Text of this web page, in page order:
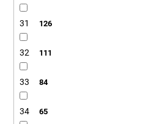
31 126
32 111
33 84
34 65